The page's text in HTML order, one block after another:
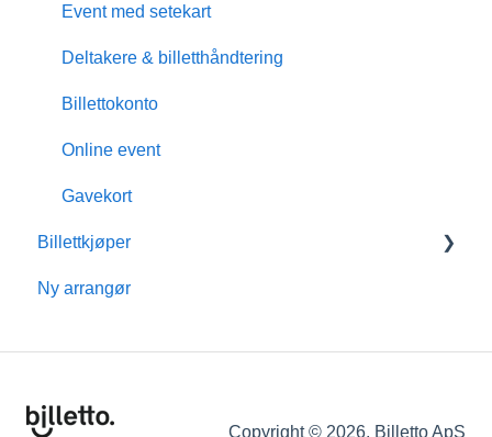
Event med setekart
Deltakere & billetthåndtering
Billettokonto
Online event
Gavekort
Billettkjøper
Medlemskap
Tilleggstjenester
Ny arrangør
Copyright © 2026, Billetto ApS